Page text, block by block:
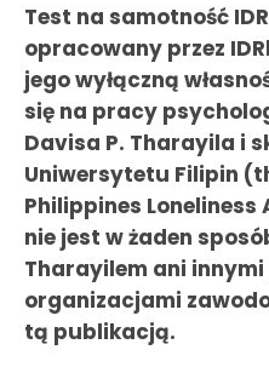
Test na samotność
opracowany przez
jego wyłączną
się na pracy
Davisa P. Tharayila i
Uniwersytetu Filipin
Philippines Loneliness
nie jest w żaden
Tharayilem ani
organizacjami
tą publikacją.